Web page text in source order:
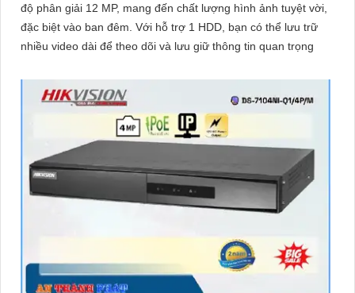
độ phân giải 12 MP, mang đến chất lượng hình ảnh tuyệt vời,
đặc biệt vào ban đêm. Với hỗ trợ 1 HDD, bạn có thể lưu trữ
nhiều video dài để theo dõi và lưu giữ thông tin quan trọng